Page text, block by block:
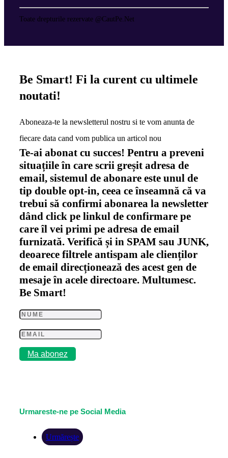
Toate drepturile rezervate @CautPe.Net
Be Smart! Fi la curent cu ultimele
noutati!
Aboneaza-te la newsletterul nostru si te vom anunta de
fiecare data cand vom publica un articol nou
Te-ai abonat cu succes! Pentru a preveni
situațiile în care scrii greșit adresa de
email, sistemul de abonare este unul de
tip double opt-in, ceea ce înseamnă că va
trebui să confirmi abonarea la newsletter
dând click pe linkul de confirmare pe
care îl vei primi pe adresa de email
furnizată. Verifică și in SPAM sau JUNK,
deoarece filtrele antispam ale clienților
de email direcționează des acest gen de
mesaje în acele directoare. Multumesc.
Be Smart!
Ma abonez
Urmareste-ne pe Social Media
Urmărește